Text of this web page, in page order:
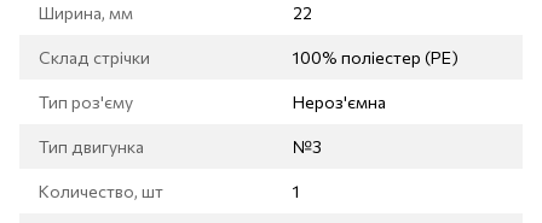
Ширина, мм 22
Склад стрічки 100% поліестер (PE)
Тип роз'єму Нероз'ємна
Тип двигунка №3
Количество, шт 1